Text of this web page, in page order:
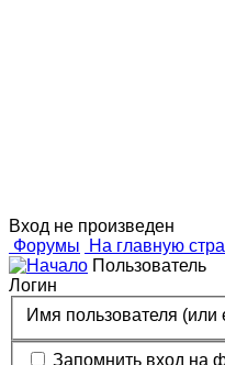
Вход не произведен
Форумы
На главную
Пользователь
Логин
Имя пользователя (или
Запомнить вход на